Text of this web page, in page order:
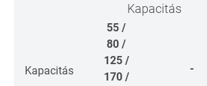
Kapacitás
Kapacitás
55 /
80 /
125 /
170 /
-